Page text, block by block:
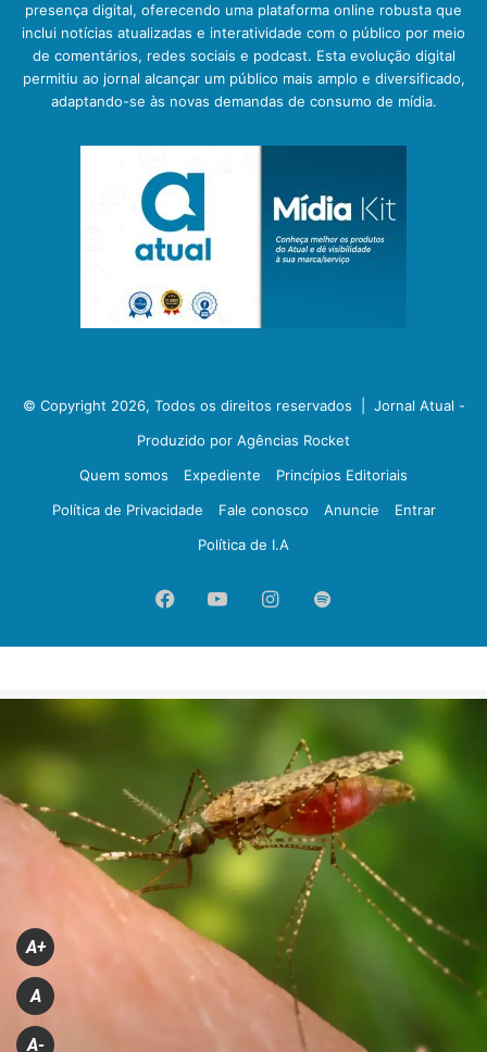
presença digital, oferecendo uma plataforma online robusta que
inclui notícias atualizadas e interatividade com o público por meio
de comentários, redes sociais e podcast. Esta evolução digital
permitiu ao jornal alcançar um público mais amplo e diversificado,
adaptando-se às novas demandas de consumo de mídia.
© Copyright 2026, Todos os direitos reservados | Jornal Atual -
Produzido por Agências Rocket
Quem somos
Expediente
Princípios Editoriais
Política de Privacidade
Fale conosco Anuncie
Entrar
Política de I.A
FacebookYouTubeInstagram
Spotify
A+
A
A-